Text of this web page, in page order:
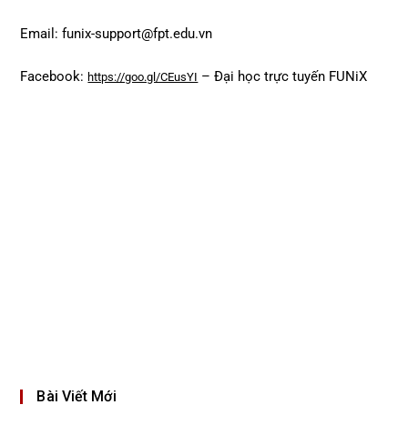
Email: funix-support@fpt.edu.vn
Facebook:https://goo.gl/CEusYI – Đại học trực tuyến FUNiX
Bài Viết Mới